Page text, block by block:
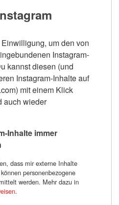
um den von
Instagram-
kannst diesen (und
Instagram-Inhalte auf
mit einem Klick
auch wieder
Inhalte immer
dass mir externe Inhalte
personenbezogene
werden. Mehr dazu in
.